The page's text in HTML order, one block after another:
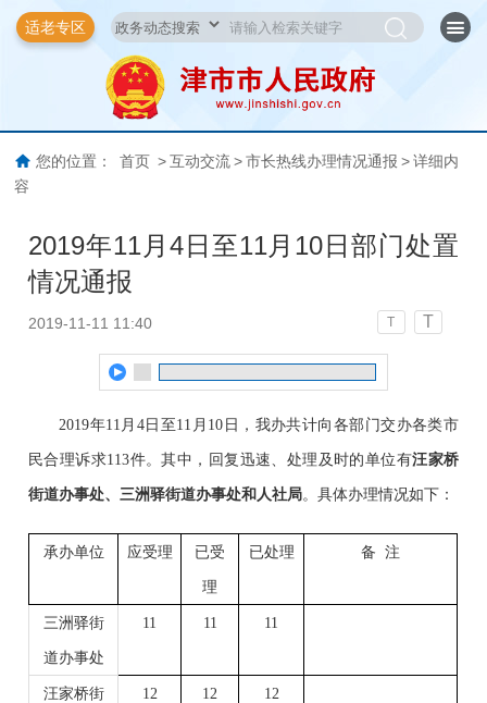
适老专区
您的位置： 首页 > 互动交流 > 市长热线办理情况通报 > 详细内
容
2019年11月4日至11月10日部门处置
情况通报
2019-11-11 11:40 T T
2019年1 1 月 4日至1 1 月 10 日，我办共计向各部门交办各类市
民合理诉求113件。其中，回复迅速、处理及时的单位有汪家桥
街道办事处、三洲驿街道办事处和 人社局。具体办理情况如下：
承办单位 应受理 已受
理
已处理 备 注
三洲驿街
道办事处
11 11 11
汪家桥街 12 12 12